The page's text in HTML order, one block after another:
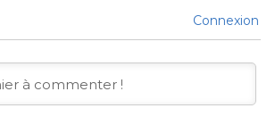
Connexion